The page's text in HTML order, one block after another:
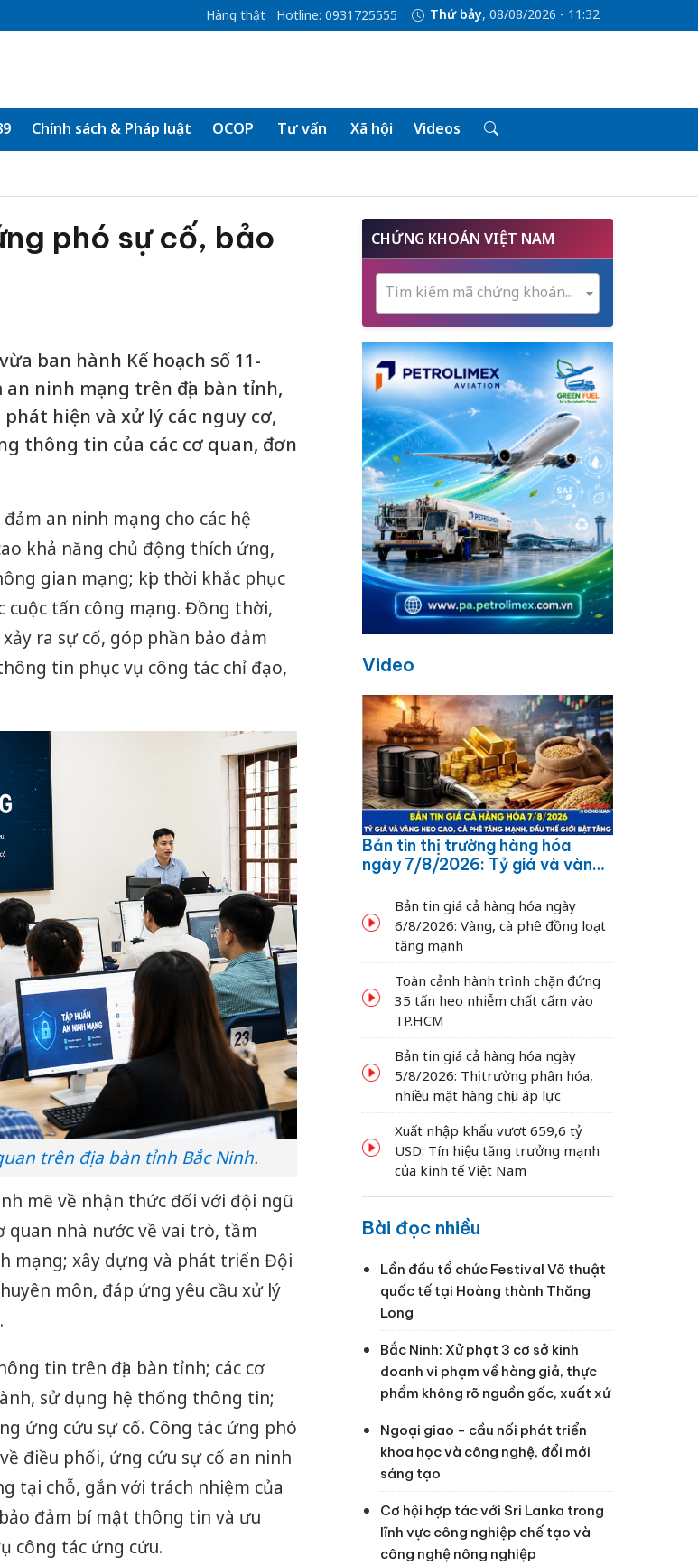
Hàng thật Hotline: 0931725555 Thứ bảy, 08/08/2026 - 11:32
Chính sách & Pháp luật OCOP Tư vấn Xã hội Videos
phó sự cố, bảo
ban hành Kế hoạch số 11-
an ninh mạng trên địa bàn tỉnh,
hiện và xử lý các nguy cơ,
thông tin của các cơ quan, đơn
an ninh mạng cho các hệ
khả năng chủ động thích ứng,
gian mạng; kịp thời khắc phục
cuộc tấn công mạng. Đồng thời,
ra sự cố, góp phần bảo đảm
tin phục vụ công tác chỉ đạo,
trên địa bàn tỉnh Bắc Ninh.
mẽ về nhận thức đối với đội ngũ
quan nhà nước về vai trò, tầm
mạng; xây dựng và phát triển Đội
môn, đáp ứng yêu cầu xử lý
tin trên địa bàn tỉnh; các cơ
sử dụng hệ thống thông tin;
ứng cứu sự cố. Công tác ứng phó
điều phối, ứng cứu sự cố an ninh
tại chỗ, gắn với trách nhiệm của
đảm bí mật thông tin và ưu
công tác ứng cứu.
CHỨNG KHOÁN VIỆT NAM
Tìm kiếm mã chứng khoán...
Video
Bản tin thị trường hàng hóa
ngày 7/8/2026: Tỷ giá và vàng
dầu thế giới bật tăng
Bản tin giá cả hàng hóa ngày
6/8/2026: Vàng, cà phê đồng loạt
tăng mạnh
Toàn cảnh hành trình chặn đứng
35 tấn heo nhiễm chất cấm vào
TP.HCM
Bản tin giá cả hàng hóa ngày
5/8/2026: Thị trường phân hóa,
nhiều mặt hàng chịu áp lực
Xuất nhập khẩu vượt 659,6 tỷ
USD: Tín hiệu tăng trưởng mạnh
của kinh tế Việt Nam
Bài đọc nhiều
Lần đầu tổ chức Festival Võ thuật
quốc tế tại Hoàng thành Thăng
Long
Bắc Ninh: Xử phạt 3 cơ sở kinh
doanh vi phạm về hàng giả, thực
phẩm không rõ nguồn gốc, xuất xứ
Ngoại giao - cầu nối phát triển
khoa học và công nghệ, đổi mới
sáng tạo
Cơ hội hợp tác với Sri Lanka trong
lĩnh vực công nghiệp chế tạo và
công nghệ nông nghiệp